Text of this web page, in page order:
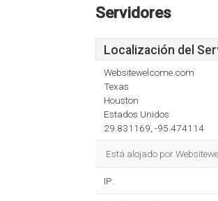
Servidores
Localización del
Websitewelcome.com
Texas
Houston
Estados Unidos
29.831169, -95.474114
Está alojado por
IP: